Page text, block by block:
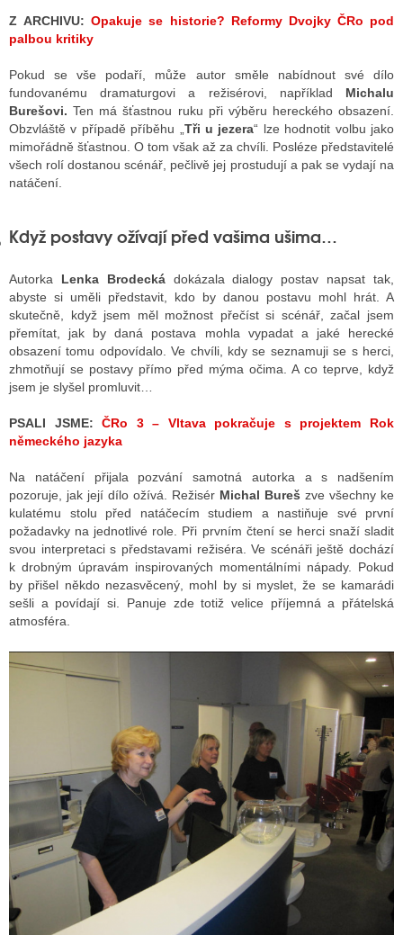
STÁT BLOGEREM
BLOGERA
DISKUTÉRA NA RADIOTV
Z ARCHIVU:Opakuje se historie? Reformy Dvojky ČRo pod
palbou kritiky
Pokud se vše podaří, může autor směle nabídnout své dílo
fundovanému dramaturgovi a režisérovi, například Michalu
Burešovi. Ten má šťastnou ruku při výběru hereckého obsazení.
Obzvláště v případě příběhu „ Tři u jezera“ lze hodnotit volbu jako
mimořádně šťastnou. O tom však až za chvíli. Posléze představitelé
všech rolí dostanou scénář, pečlivě jej prostudují a pak se vydají na
natáčení.
Když postavy ožívají před vašima ušima…
Autorka Lenka Brodeckádokázala dialogy postav napsat tak,
abyste si uměli představit, kdo by danou postavu mohl hrát. A
skutečně, když jsem měl možnost přečíst si scénář, začal jsem
přemítat, jak by daná postava mohla vypadat a jaké herecké
obsazení tomu odpovídalo. Ve chvíli, kdy se seznamuji se s herci,
zhmotňují se postavy přímo před mýma očima. A co teprve, když
jsem je slyšel promluvit…
PSALI JSME:ČRo 3 – Vltava pokračuje s projektem Rok
německého jazyka
Na natáčení přijala pozvání samotná autorka a s nadšením
pozoruje, jak její dílo ožívá. Režisér Michal Bureš zve všechny ke
kulatému stolu před natáčecím studiem a nastiňuje své první
požadavky na jednotlivé role. Při prvním čtení se herci snaží sladit
svou interpretaci s představami režiséra. Ve scénáři ještě dochází
k drobným úpravám inspirovaných momentálními nápady. Pokud
by přišel někdo nezasvěcený, mohl by si myslet, že se kamarádi
sešli a povídají si. Panuje zde totiž velice příjemná a přátelská
atmosféra.